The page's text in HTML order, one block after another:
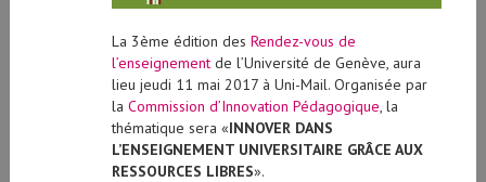
La 3ème édition des Rendez-vous de
l’enseignementde l’Université de Genève, aura
lieu jeudi 11 mai 2017 à Uni-Mail. Organisée par
la Commission d’Innovation Pédagogique, la
thématique sera «INNOVER DANS
L’ENSEIGNEMENT UNIVERSITAIRE GRÂCE AUX
RESSOURCES LIBRES».